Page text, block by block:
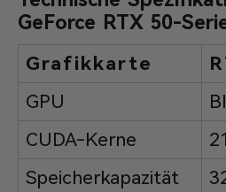
GeForce RTX 50-
Grafikkarte
GPU
CUDA-Kerne
Speicherkapazität